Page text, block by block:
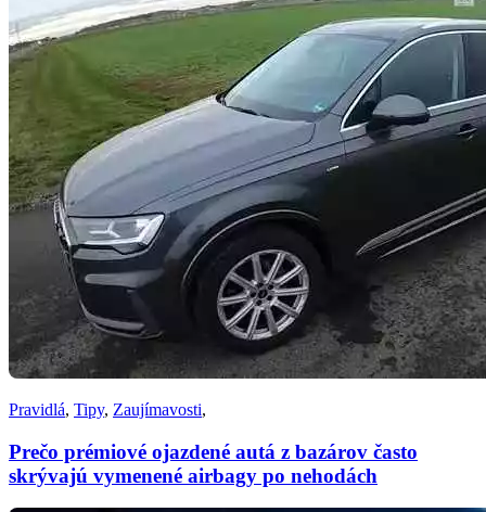
Pravidlá, Tipy, Zaujímavosti,
Prečo prémiové ojazdené autá z bazárov často
skrývajú vymenené airbagy po nehodách